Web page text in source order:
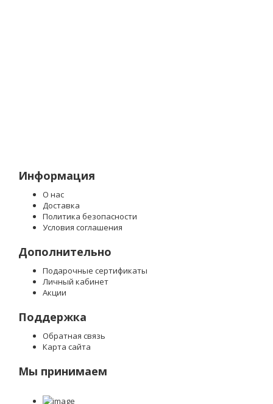
Информация
О нас
Доставка
Политика безопасности
Условия соглашения
Дополнительно
Подарочные сертификаты
Личный кабинет
Акции
Поддержка
Обратная связь
Карта сайта
Мы принимаем